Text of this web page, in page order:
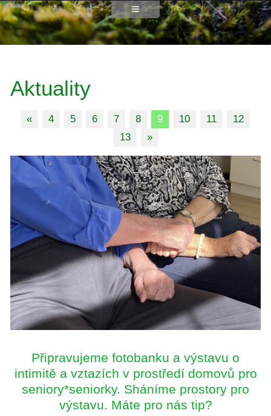
Aktuality
« 4 5 6 7 8 9 10 11
12
13
»
Připravujeme fotobanku a výstavu o
intimitě a vztazích v prostředí domovů pro
seniory*seniorky. Sháníme prostory pro
výstavu. Máte pro nás tip?